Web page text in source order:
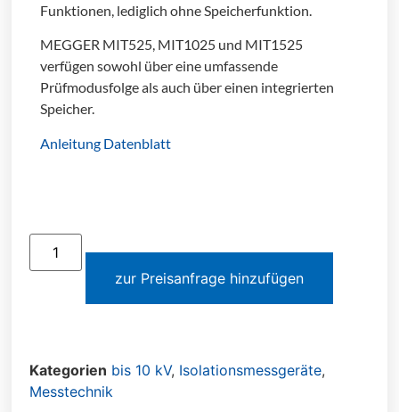
Funktionen, lediglich ohne Speicherfunktion.
MEGGER MIT525, MIT1025 und MIT1525
verfügen sowohl über eine umfassende
Prüfmodusfolge als auch über einen integrierten
Speicher.
Anleitung Datenblatt
zur Preisanfrage hinzufügen
Kategorien bis 10 kV, Isolationsmessgeräte,
Messtechnik